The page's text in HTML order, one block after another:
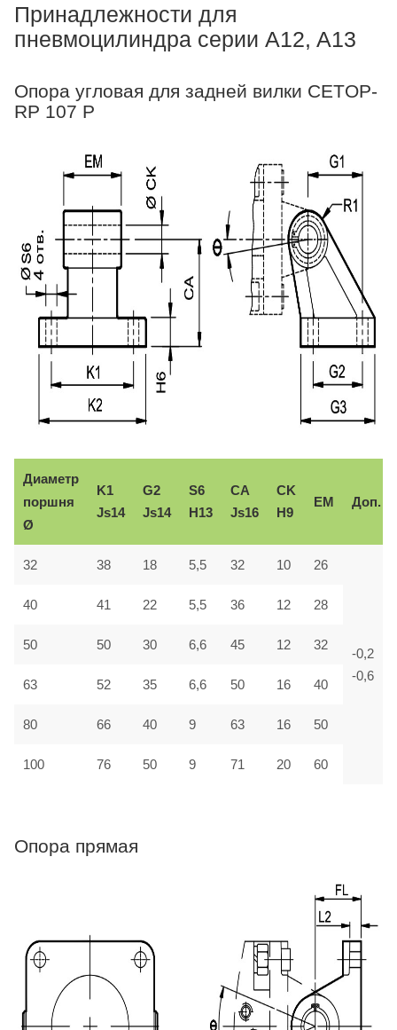
Принадлежности для
пневмоцилиндра серии A12, A13
Опора угловая для задней вилки CETOP-
RP 107 P
Диаметр
поршня
Ø
K1
Js14
G2
Js14
S6
H13
CA
Js16
CK
H9
EM Доп.
32 38 18 5,5 32 10 26
-0,2
-0,6
40 41 22 5,5 36 12 28
50 50 30 6,6 45 12 32
63 52 35 6,6 50 16 40
80 66 40 9 63 16 50
100 76 50 9 71 20 60
Опора прямая